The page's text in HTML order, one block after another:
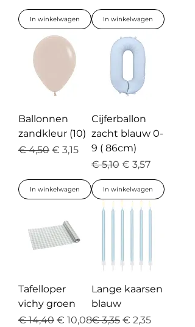
In winkelwagen In winkelwagen
Ballonnen
zandkleur (10)
Normale prijs
€ 4,50 Verkoopprijs
€ 3,15
In winkelwagen
Cijferballon
zacht blauw 0-
9 ( 86cm)
Normale prijs
€ 5,10 Verkoopprijs
€ 3,57
In winkelwagen
Tafelloper
vichy groen
Normale prijs
€ 14,40 Verkoopprijs
€ 10,08
Lange kaarsen
blauw
Normale prijs
€ 3,35 Verkoopprijs
€ 2,35